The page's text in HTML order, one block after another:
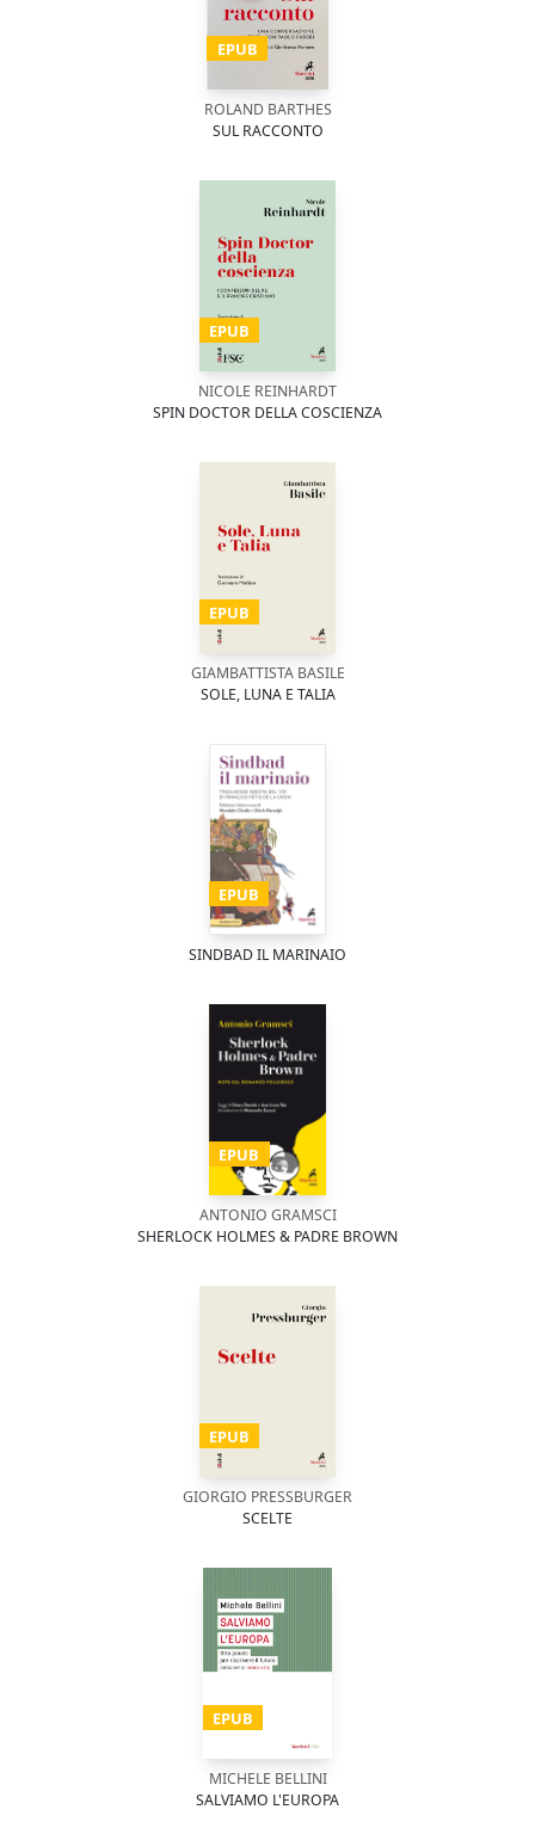
EPUB
ROLAND BARTHES
SUL RACCONTO
EPUB
NICOLE REINHARDT
SPIN DOCTOR DELLA COSCIENZA
EPUB
GIAMBATTISTA BASILE
SOLE, LUNA E TALIA
EPUB
SINDBAD IL MARINAIO
EPUB
ANTONIO GRAMSCI
SHERLOCK HOLMES & PADRE BROWN
EPUB
GIORGIO PRESSBURGER
SCELTE
EPUB
MICHELE BELLINI
SALVIAMO L'EUROPA